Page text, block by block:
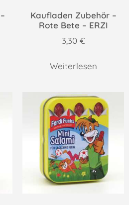
Kaufladen Zubehör –
Rote Bete – ERZI
3,30 €
Weiterlesen